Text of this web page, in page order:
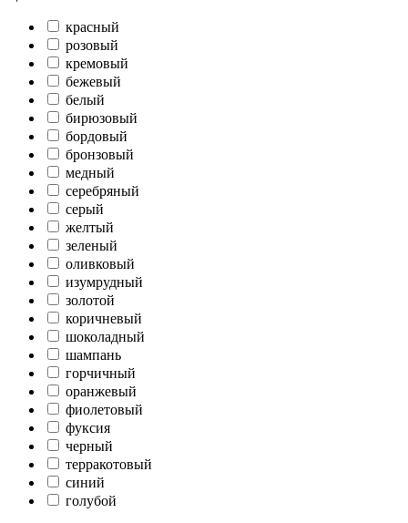
красный
розовый
кремовый
бежевый
белый
бирюзовый
бордовый
бронзовый
медный
серебряный
серый
желтый
зеленый
оливковый
изумрудный
золотой
коричневый
шоколадный
шампань
горчичный
оранжевый
фиолетовый
фуксия
черный
терракотовый
синий
голубой